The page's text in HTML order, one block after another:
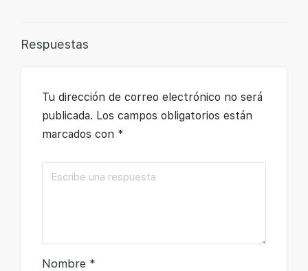
Respuestas
Tu dirección de correo electrónico no será
publicada. Los campos obligatorios están
marcados con *
Nombre *